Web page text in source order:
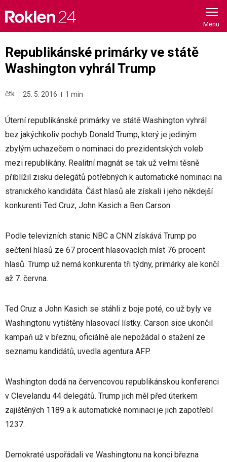
content
Republikánské primárky ve státě
Washington vyhrál Trump
čtk 25. 5. 2016 1 min
Úterní republikánské primárky ve státě Washington vyhrál
bez jakýchkoliv pochyb Donald Trump, který je jediným
zbylým uchazečem o nominaci do prezidentských voleb
mezi republikány. Realitní magnát se tak už velmi těsně
přiblížil zisku delegátů potřebných k automatické nominaci na
stranického kandidáta. Část hlasů ale získali i jeho někdejší
konkurenti Ted Cruz, John Kasich a Ben Carson.
Podle televizních stanic NBC a CNN získává Trump po
sečtení hlasů ze 67 procent hlasovacích míst 76 procent
hlasů. Trump už nemá konkurenta tři týdny, primárky ale končí
až 7. června.
Ted Cruz a John Kasich se stáhli z boje poté, co už byly ve
Washingtonu vytištěny hlasovací lístky. Carson sice ukončil
kampaň už v březnu, oficiálně ale nepožádal o stažení ze
seznamu kandidátů, uvedla agentura AFP.
Washington dodá na červencovou republikánskou konferenci
v Clevelandu 44 delegátů. Trump jich měl před úterkem
zajištěných 1189 a k automatické nominaci je jich zapotřebí
1237.
Demokraté uspořádali ve Washingtonu na konci března